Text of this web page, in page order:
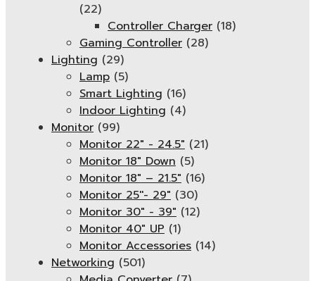
(22)
Controller Charger (18)
Gaming Controller (28)
Lighting (29)
Lamp (5)
Smart Lighting (16)
Indoor Lighting (4)
Monitor (99)
Monitor 22" - 24.5" (21)
Monitor 18" Down (5)
Monitor 18″ – 21.5″ (16)
Monitor 25''- 29" (30)
Monitor 30" - 39" (12)
Monitor 40" UP (1)
Monitor Accessories (14)
Networking (501)